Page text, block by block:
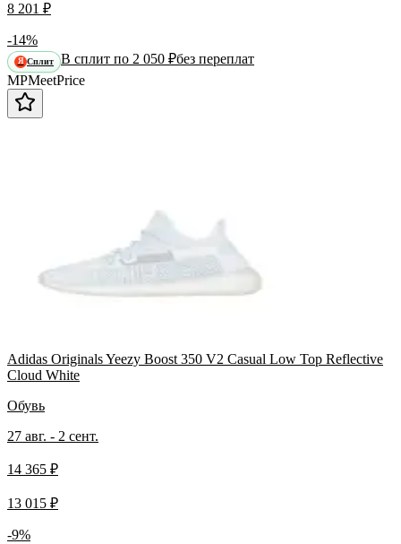
8 201 ₽
-14%
Я Сплит В сплит по 2 050 ₽без переплат
MPMeetPrice
Adidas Originals Yeezy Boost 350 V2 Casual Low Top Reflective
Cloud White
Обувь
27 авг. - 2 сент.
14 365 ₽
13 015 ₽
-9%